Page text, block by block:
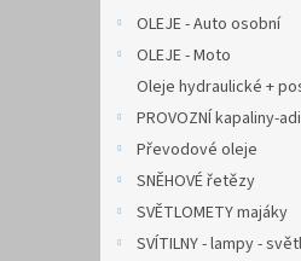
OLEJE - Auto osobní
OLEJE - Moto
Oleje hydraulické +
PROVOZNÍ kapaliny-
Převodové oleje
SNĚHOVÉ řetězy
SVĚTLOMETY majáky
SVÍTILNY - lampy -